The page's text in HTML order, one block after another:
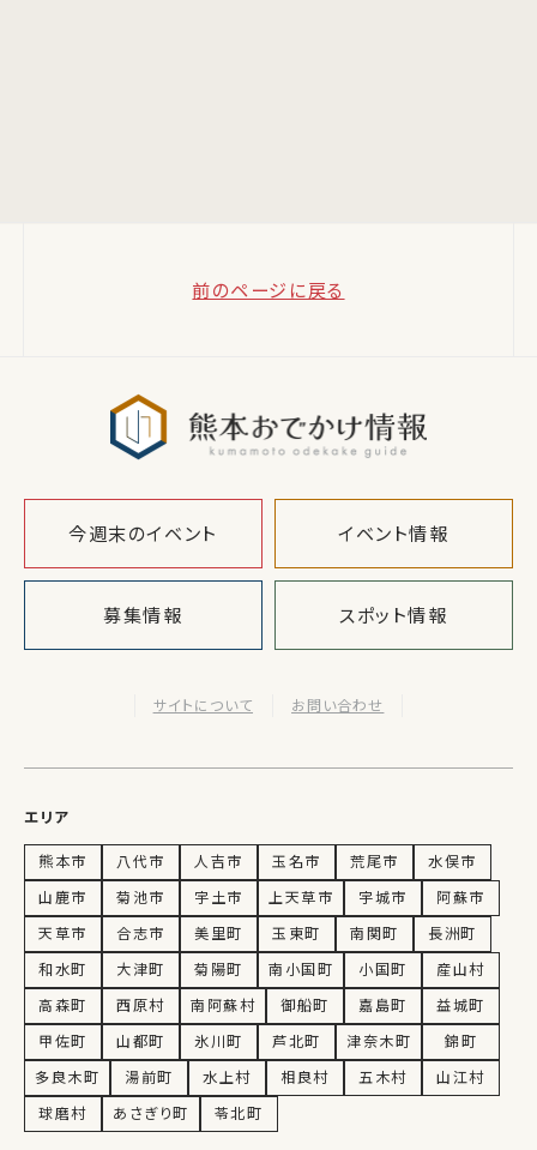
前のページに戻る
今週末のイベント イベント情報
募集情報 スポット情報
サイトについて お問い合わせ
エリア
熊本市 八代市 人吉市 玉名市 荒尾市
水俣市
山鹿市
菊池市 宇土市 上天草市 宇城市
阿蘇市
天草市
合志市 美里町 玉東町 南関町
長洲町
和水町
大津町 菊陽町 南小国町 小国町
産山村
高森町
西原村 南阿蘇村 御船町 嘉島町
益城町
甲佐町
山都町 氷川町 芦北町 津奈木町
錦町
多良木町
湯前町 水上村 相良村 五木村
山江村
球磨村
あさぎり町 苓北町